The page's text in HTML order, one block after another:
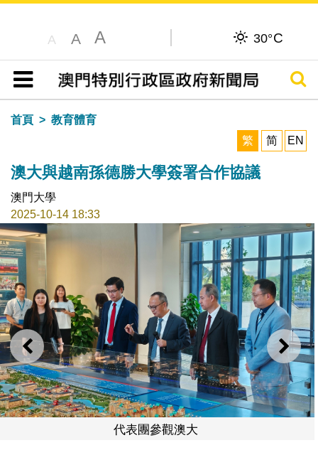
A A A 30°C
目錄
搜尋
首頁
教育體育
繁
简 EN
澳大與越南孫德勝大學簽署合作協議
澳門大學
2025-10-14 18:33
上一則 下一
代表團參觀澳大